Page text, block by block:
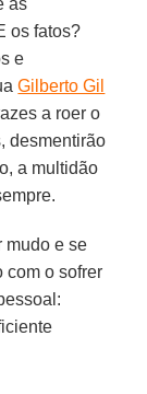
os fatos?
e
Gilberto Gil
a roer o
desmentirão
a multidão
mudo e se
com o sofrer